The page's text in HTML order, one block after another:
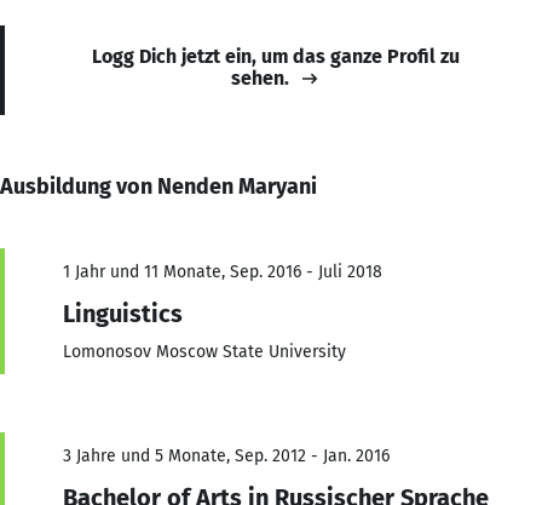
Logg Dich jetzt ein, um das ganze Profil zu
sehen.
Ausbildung von Nenden Maryani
1 Jahr und 11 Monate, Sep. 2016 - Juli 2018
Linguistics
Lomonosov Moscow State University
3 Jahre und 5 Monate, Sep. 2012 - Jan. 2016
Bachelor of Arts in Russischer Sprache